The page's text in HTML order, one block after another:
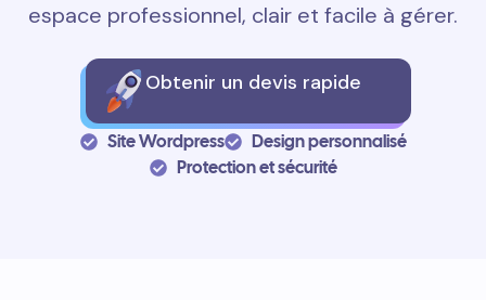
espace professionnel, clair et facile à gérer.
Obtenir un devis rapide
Site Wordpress
Design personnalisé
Protection et sécurité